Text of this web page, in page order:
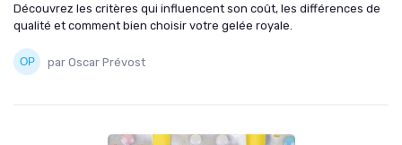
Découvrez les critères qui influencent son coût, les différences de
qualité et comment bien choisir votre gelée royale.
par Oscar Prévost